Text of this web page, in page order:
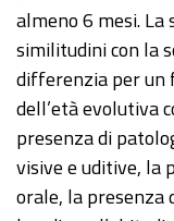
almeno 6 mesi. La
similitudini con la
differenzia per un
dell’età evolutiva
presenza di
visive e uditive, la
orale, la presenza